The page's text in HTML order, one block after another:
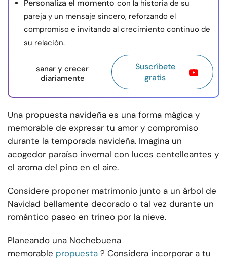
Personaliza el momento con la historia de su
pareja y un mensaje sincero, reforzando el
compromiso e invitando al crecimiento continuo de
su relación.
sanar y crecer
diariamente
Suscríbete
gratis
Una propuesta navideña es una forma mágica y
memorable de expresar tu amor y compromiso
durante la temporada navideña. Imagina un
acogedor paraíso invernal con luces centelleantes y
el aroma del pino en el aire.
Considere proponer matrimonio junto a un árbol de
Navidad bellamente decorado o tal vez durante un
romántico paseo en trineo por la nieve.
Planeando una Nochebuena
memorable propuesta ? Considera incorporar a tu